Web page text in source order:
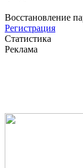
Восстановление
Регистрация
Статистика
Реклама